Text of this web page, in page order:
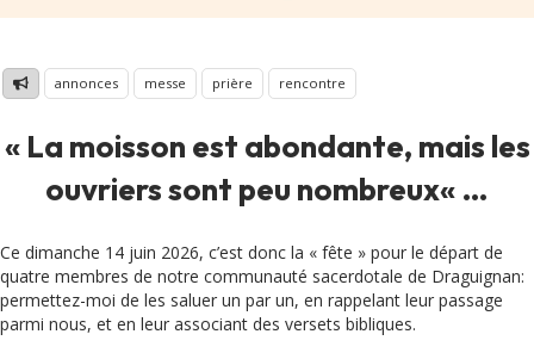
annonces messe prière rencontre
« La moisson est abondante, mais les
ouvriers sont peu nombreux« …
Ce dimanche 14 juin 2026, c’est donc la « fête » pour le départ de
quatre membres de notre communauté sacerdotale de Draguignan:
permettez-moi de les saluer un par un, en rappelant leur passage
parmi nous, et en leur associant des versets bibliques.